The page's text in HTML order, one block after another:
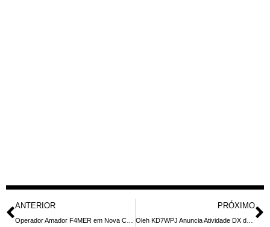
ANTERIOR PRÓXIMO
Oleh KD7WPJ Anuncia Atividade DX da Ilha de Santa Cruz (NA-144) em Maio de 2026